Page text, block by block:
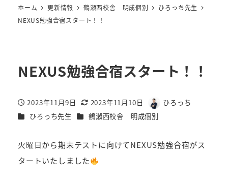
ホーム 更新情報 鶴瀬西校舎 明成個別
ひろっち先生
NEXUS勉強合宿スタート！！
NEXUS勉強合宿スタート！！
投稿日
2023年11月9日
更新日
2023年11月10日
著
者
ひろっち
カテゴリー
ひろっち先生 カテゴリー
鶴瀬西校舎 明成個別
火曜日から期末テストに向けてNEXUS勉強合宿がス
タートいたしました